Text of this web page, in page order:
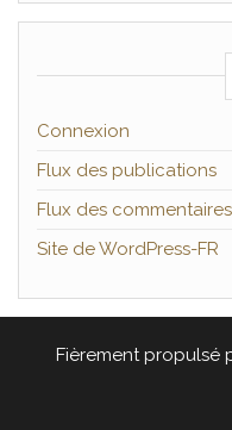
Connexion
Flux des publications
Flux des commentaires
Site de WordPress-FR
Fièrement propulsé